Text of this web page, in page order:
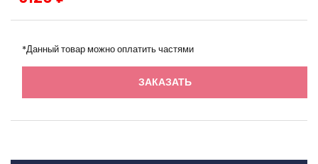
*Данный товар можно оплатить частями
ЗАКАЗАТЬ